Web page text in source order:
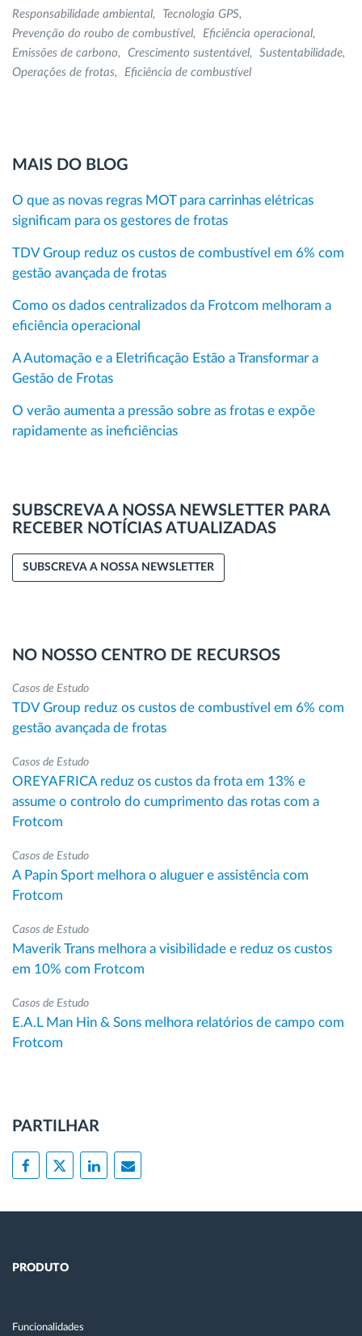
Responsabilidade ambiental
Tecnologia GPS
Prevenção do roubo de combustível
Eficiência operacional
Emissões de carbono
Crescimento sustentável
Sustentabilidade
Operações de frotas
Eficiência de combustível
MAIS DO BLOG
O que as novas regras MOT para carrinhas elétricas
significam para os gestores de frotas
TDV Group reduz os custos de combustível em 6% com
gestão avançada de frotas
Como os dados centralizados da Frotcom melhoram a
eficiência operacional
A Automação e a Eletrificação Estão a Transformar a
Gestão de Frotas
O verão aumenta a pressão sobre as frotas e expõe
rapidamente as ineficiências
SUBSCREVA A NOSSA NEWSLETTER PARA
RECEBER NOTÍCIAS ATUALIZADAS
SUBSCREVA A NOSSA NEWSLETTER
NO NOSSO CENTRO DE RECURSOS
Casos de Estudo
TDV Group reduz os custos de combustível em 6% com
gestão avançada de frotas
Casos de Estudo
OREYAFRICA reduz os custos da frota em 13% e
assume o controlo do cumprimento das rotas com a
Frotcom
Casos de Estudo
A Papin Sport melhora o aluguer e assistência com
Frotcom
Casos de Estudo
Maverik Trans melhora a visibilidade e reduz os custos
em 10% com Frotcom
Casos de Estudo
E.A.L Man Hin & Sons melhora relatórios de campo com
Frotcom
PARTILHAR
PRODUTO
Funcionalidades